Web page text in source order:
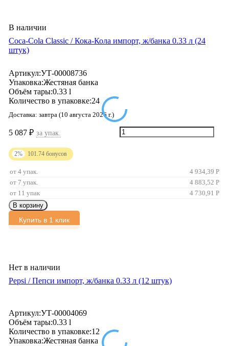
В наличии
Coca-Cola Classic / Кока-Кола импорт, ж/банкa 0.33 л (24
штук)
Артикул:УТ-00008736
Упаковка:Жестяная банка
Объём тары:0.33 l
Количество в упаковке:24
Доставка: завтра (10 августа 2026 г.)
5 087 ₽ за упак.
2% 101.74 бонусов
от 4 упак. 4 934,39 Р
от 7 упак.
4 883,52 Р
от 11 упак
4 730,91 Р
В корзину
Купить в 1 клик
Нет в наличии
Pepsi / Пепси импорт, ж/банка 0.33 л (12 штук)
Артикул:УТ-00004069
Объём тары:0.33 l
Количество в упаковке:12
Упаковка:Жестяная банка